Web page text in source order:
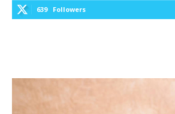
639 Followers